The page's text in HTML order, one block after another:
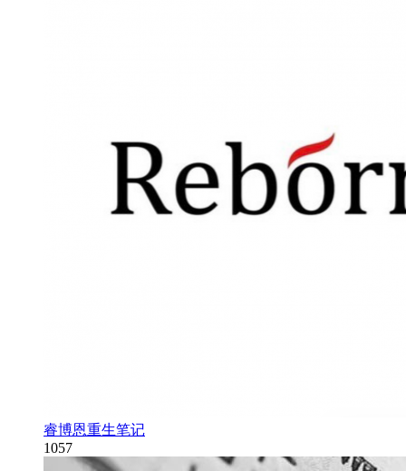
睿博恩重生笔记
1057